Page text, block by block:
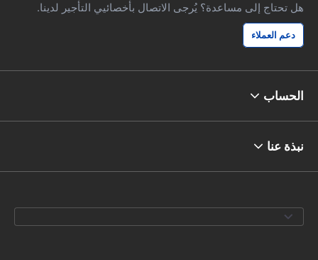
هل تحتاج إلى مساعدة؟ يُرجى الاتصال بأخصائيي التأجير لدينا.
دعم العملاء
الحساب
نبذة عنا